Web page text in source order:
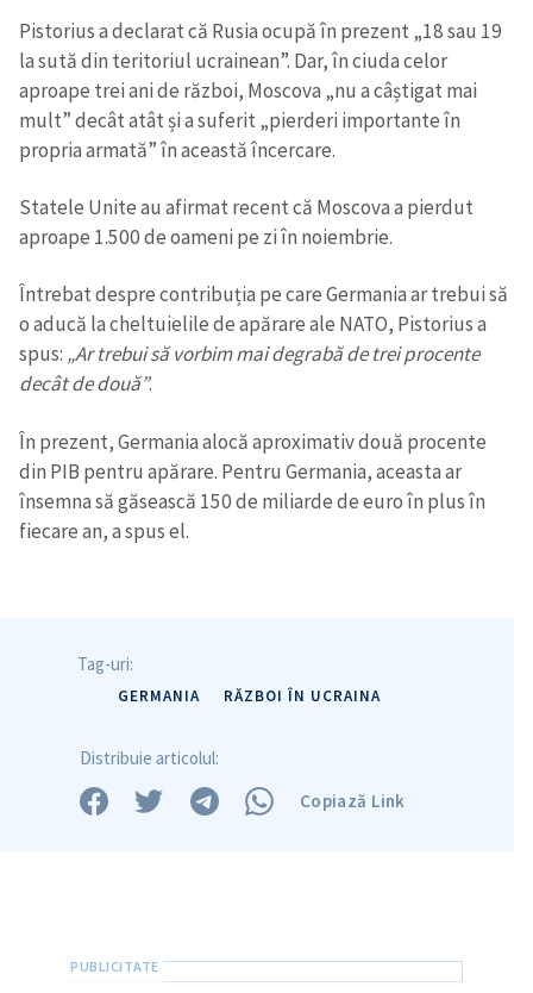
Pistorius a declarat că Rusia ocupă în prezent „18 sau 19
la sută din teritoriul ucrainean”. Dar, în ciuda celor
aproape trei ani de război, Moscova „nu a câștigat mai
mult” decât atât și a suferit „pierderi importante în
propria armată” în această încercare.
Statele Unite au afirmat recent că Moscova a pierdut
aproape 1.500 de oameni pe zi în noiembrie.
Întrebat despre contribuția pe care Germania ar trebui să
o aducă la cheltuielile de apărare ale NATO, Pistorius a
spus: „Ar trebui să vorbim mai degrabă de trei procente
decât de două”.
În prezent, Germania alocă aproximativ două procente
din PIB pentru apărare. Pentru Germania, aceasta ar
însemna să găsească 150 de miliarde de euro în plus în
fiecare an, a spus el.
Tag-uri:
GERMANIA RĂZBOI ÎN UCRAINA
Distribuie articolul:
Copiază Link